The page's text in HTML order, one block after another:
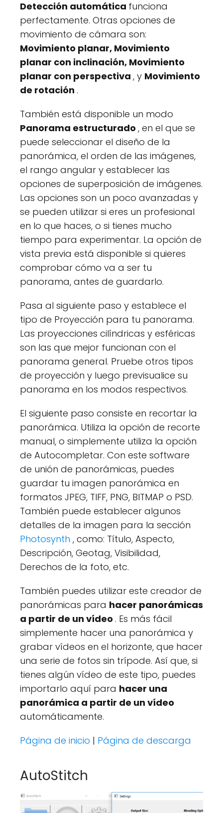
Detección automática funciona
perfectamente. Otras opciones de
movimiento de cámara son:
Movimiento planar, Movimiento
planar con inclinación, Movimiento
planar con perspectiva , y Movimiento
de rotación .
También está disponible un modo
Panorama estructurado , en el que se
puede seleccionar el diseño de la
panorámica, el orden de las imágenes,
el rango angular y establecer las
opciones de superposición de imágenes.
Las opciones son un poco avanzadas y
se pueden utilizar si eres un profesional
en lo que haces, o si tienes mucho
tiempo para experimentar. La opción de
vista previa está disponible si quieres
comprobar cómo va a ser tu
panorama, antes de guardarlo.
Pasa al siguiente paso y establece el
tipo de Proyección para tu panorama.
Las proyecciones cilíndricas y esféricas
son las que mejor funcionan con el
panorama general. Pruebe otros tipos
de proyección y luego previsualice su
panorama en los modos respectivos.
El siguiente paso consiste en recortar la
panorámica. Utiliza la opción de recorte
manual, o simplemente utiliza la opción
de Autocompletar. Con este software
de unión de panorámicas, puedes
guardar tu imagen panorámica en
formatos JPEG, TIFF, PNG, BITMAP o PSD.
También puede establecer algunos
detalles de la imagen para la sección
Photosynth , como: Título, Aspecto,
Descripción, Geotag, Visibilidad,
Derechos de la foto, etc.
También puedes utilizar este creador de
panorámicas para hacer panorámicas
a partir de un vídeo . Es más fácil
simplemente hacer una panorámica y
grabar vídeos en el horizonte, que hacer
una serie de fotos sin trípode. Así que, si
tienes algún vídeo de este tipo, puedes
importarlo aquí para hacer una
panorámica a partir de un vídeo
automáticamente.
Página de inicio | Página de descarga
AutoStitch